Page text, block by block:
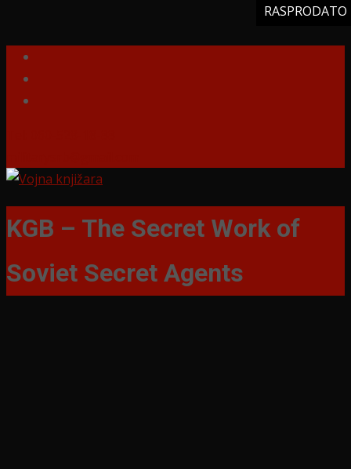
KGB – The Secret Work of
Soviet Secret Agents
RASPRODATO
RASPRODATO
RASPRODATO
RASPRODATO
RASPRODATO